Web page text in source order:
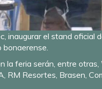
inaugurar el stand
bonaerense.
feria serán, entre
Resortes, Brasen,